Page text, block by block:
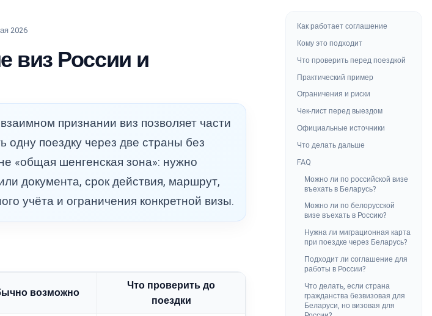
2026
виз России и
признании виз позволяет части
одну поездку через две страны без
«общая шенгенская зона»: нужно
документа, срок действия, маршрут,
учёта и ограничения конкретной визы.
возможно
Что проверить до
поездки
Как работает соглашение
Кому это подходит
Что проверить перед поездкой
Практический пример
Ограничения и риски
Чек-лист перед выездом
Официальные источники
Что делать дальше
FAQ
Можно ли по российской визе
въехать в Беларусь?
Можно ли по белорусской
визе въехать в Россию?
Нужна ли миграционная карта
при поездке через Беларусь?
Подходит ли соглашение для
работы в России?
Что делать, если страна
гражданства безвизовая для
Беларуси, но визовая для